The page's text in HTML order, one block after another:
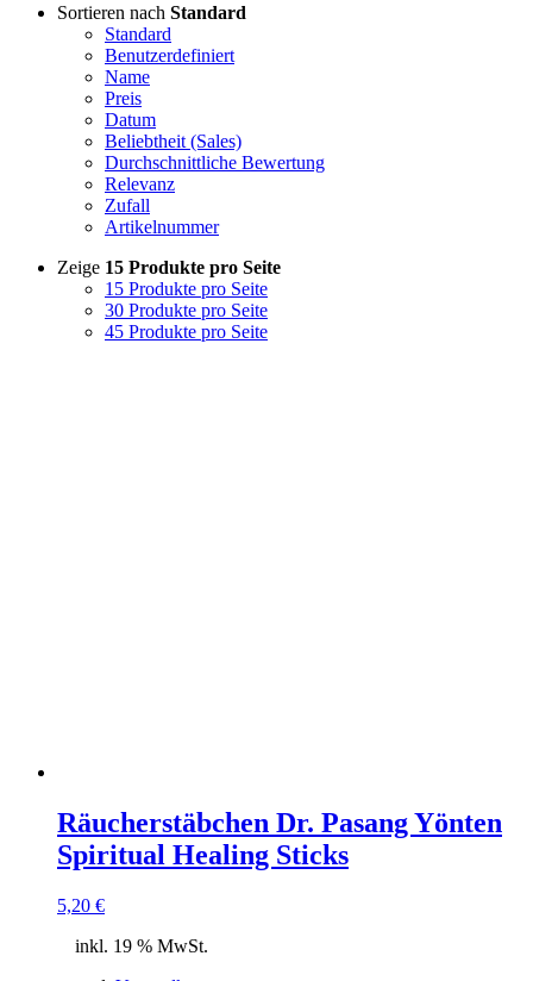
Sortieren nach Standard
Standard
Benutzerdefiniert
Name
Preis
Datum
Beliebtheit (Sales)
Durchschnittliche Bewertung
Relevanz
Zufall
Artikelnummer
Zeige 15 Produkte pro Seite
15 Produkte pro Seite
30 Produkte pro Seite
45 Produkte pro Seite
Räucherstäbchen Dr. Pasang Yönten
Spiritual Healing Sticks
5,20 €
inkl. 19 % MwSt.